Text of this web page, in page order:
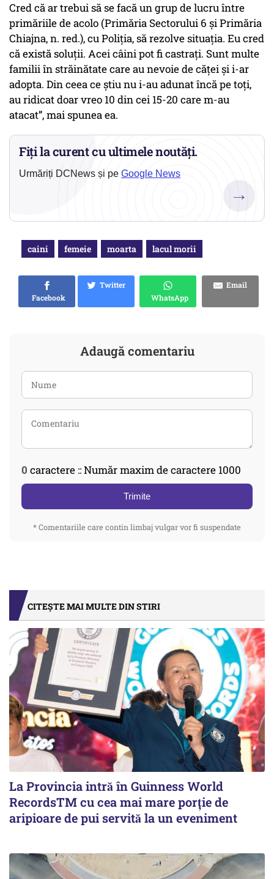
Cred că ar trebui să se facă un grup de lucru între
primăriile de acolo (Primăria Sectorului 6 și Primăria
Chiajna, n. red.), cu Poliția, să rezolve situația. Eu cred
că există soluții. Acei câini pot fi castrați. Sunt multe
familii în străinătate care au nevoie de căței și i-ar
adopta. Din ceea ce știu nu i-au adunat încă pe toți,
au ridicat doar vreo 10 din cei 15-20 care m-au
atacat”, mai spunea ea.
Fiți la curent cu ultimele noutăți.
Urmăriți DCNews și pe Google News
→
caini femeie moarta lacul morii
Facebook
Twitter
WhatsApp
Email
Adaugă comentariu
0 caractere :: Număr maxim de caractere 1000
Trimite
* Comentariile care contin limbaj vulgar vor fi suspendate
CITEȘTE MAI MULTE DIN STIRI
La Provincia intră în Guinness World
RecordsTM cu cea mai mare porție de
aripioare de pui servită la un eveniment